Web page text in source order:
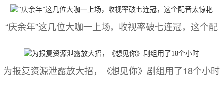
“庆余年”这几位大咖一上场，收视率破七连冠，这个配
为报复资源泄露放大招，《想见你》剧组用了18个小时